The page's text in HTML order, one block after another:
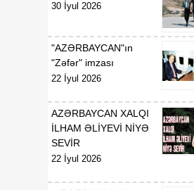
30 İyul 2026
"AZƏRBAYCAN"ın
"Zəfər" imzası
22 İyul 2026
AZƏRBAYCAN XALQI
İLHAM ƏLİYEVİ NİYƏ
SEVİR
22 İyul 2026